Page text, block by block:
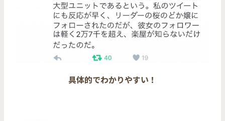
具体的でわかりやすい！